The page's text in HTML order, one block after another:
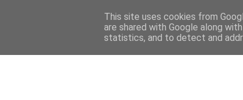
This site uses cookies from
are shared with Google along
statistics, and to detect and